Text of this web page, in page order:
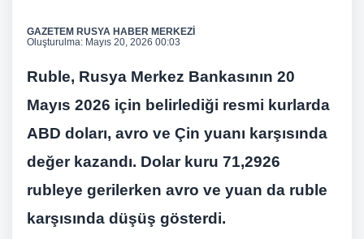
GAZETEM RUSYA HABER MERKEZİ
Oluşturulma: Mayıs 20, 2026 00:03
Ruble, Rusya Merkez Bankasının 20
Mayıs 2026 için belirlediği resmi kurlarda
ABD doları, avro ve Çin yuanı karşısında
değer kazandı. Dolar kuru 71,2926
rubleye gerilerken avro ve yuan da ruble
karşısında düşüş gösterdi.